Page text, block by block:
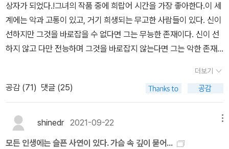
상자가 되었다.!그녀의 작품 중에 희랍어 시간을 가장 좋아한다.이 세
계에는 악과 고통이 있고, 거기 희생되는 무고한 사람들이 있다. 신이
선하지만 그것을 바로잡을 수 없다면 그는 무능한 존재이다. 신이 선
하지 않고 다만 전능하며 그것을 바로잡지 않는다면 그는 악한 존재
그러므로 선하고 전능한 신이란 성립 불가능한 오류다.-한강의 <희
랍어 시간>중에서
더보기
공감 (71) 댓글 (25)
shinedr2021-09-22
모든 인생에는 슬픈 사연이 있다. 가슴 속 깊이 묻어...